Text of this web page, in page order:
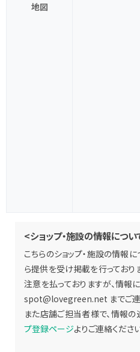
地図
<ショップ・施設の情報につい
こちらのショップ・施設の情報
ら提供を受け掲載を行っており
注意を払っておりますが、情報
spot@lovegreen.net までご
また店舗ご担当者様で、情報の
プ登録ページよりご連絡ください